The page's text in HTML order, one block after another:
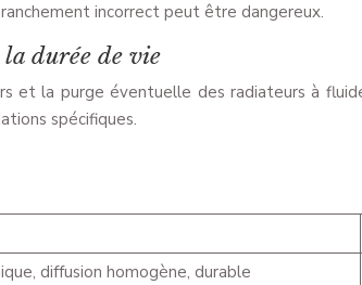
incorrect peut être dangereux.
durée de vie
et la purge éventuelle des radiateurs à
spécifiques.
diffusion homogène, durable